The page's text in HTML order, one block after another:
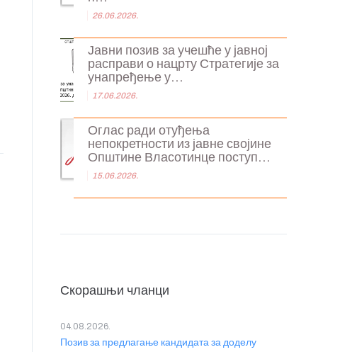
26.06.2026.
Јавни позив за учешће у јавној
расправи о нацрту Стратегије за
унапређење у...
17.06.2026.
Оглас ради отуђења
непокретности из јавне својине
Општине Власотинце поступ...
15.06.2026.
Скорашњи чланци
Позив за предлагање кандидата за доделу
04.08.2026.